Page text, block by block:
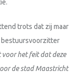
trots dat zij maar
bestuursvoorzitter
voor het feit dat deze
de stad Maastricht